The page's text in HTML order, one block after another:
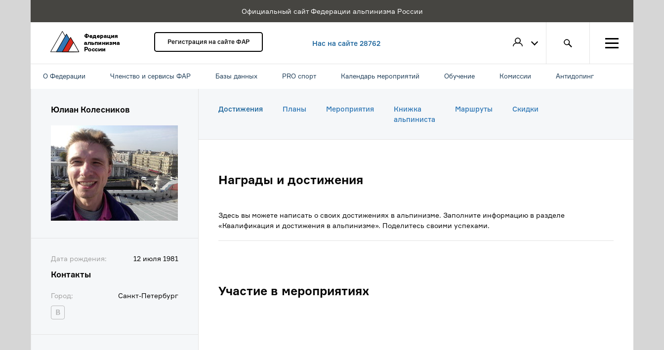
Официальный сайт Федерации альпинизма России
Регистрация на сайте ФАР Нас на сайте 28762
О Федерации Членство и сервисы ФАР Базы данных PRO спорт Календарь мероприятий Обучение Комиссии Антидопинг
Юлиан Колесников
Дата рождения: 12 июля 1981
Контакты
Город: Санкт-Петербург
Достижения Планы Мероприятия
Книжка
альпиниста
Маршруты Скидки
Награды и достижения
Здесь вы можете написать о своих достижениях в альпинизме. Заполните информацию в разделе
«Квалификация и достижения в альпинизме». Поделитесь своими успехами.
Участие в мероприятиях